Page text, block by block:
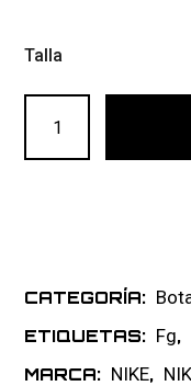
Talla
NIKE AIR ZOOM
CATEGORÍA:
ETIQUETAS: Fg,
MARCA: NIKE,